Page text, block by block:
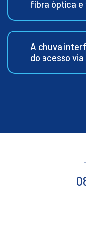
fibra óptica e
A chuva
do acesso